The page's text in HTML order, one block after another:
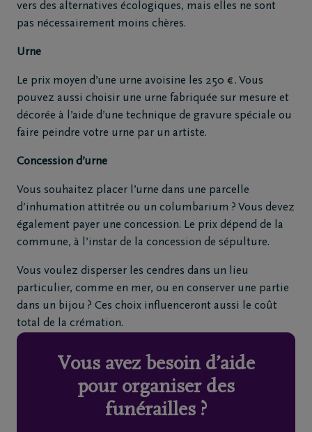
vers des alternatives écologiques, mais elles ne sont
pas nécessairement moins chères.
Urne
Le prix moyen d’une urne avoisine les 250 € . Vous
pouvez aussi choisir une urne fabriquée sur mesure et
décorée à l’aide d’une technique de gravure spéciale ou
faire peindre votre urne par un artiste.
Concession d’urne
Vous souhaitez placer l’urne dans une parcelle
d’inhumation attitrée ou un columbarium ? Vous devez
également payer une concession. Le prix dépend de la
commune, à l’instar de la concession de sépulture.
Vous voulez disperser les cendres dans un lieu
particulier, comme en mer, ou en conserver une partie
dans un bijou ? Ces choix influenceront aussi le coût
total de la crémation.
Vous avez besoin d’aide
pour organiser des
funérailles ?